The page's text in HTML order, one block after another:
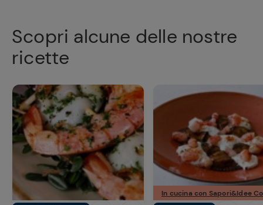
Scopri alcune delle nostre
ricette
In cucina con Sapori&Idee